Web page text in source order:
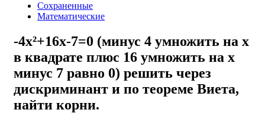
Сохраненные
Математические
-4x²+16x-7=0 (минус 4 умножить на x
в квадрате плюс 16 умножить на x
минус 7 равно 0) решить через
дискриминант и по теореме Виета,
найти корни.